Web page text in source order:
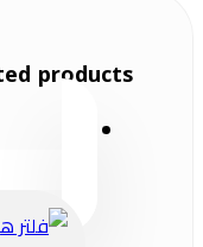
products